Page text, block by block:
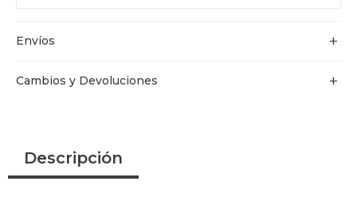
Envíos
Cambios y Devoluciones
Descripción